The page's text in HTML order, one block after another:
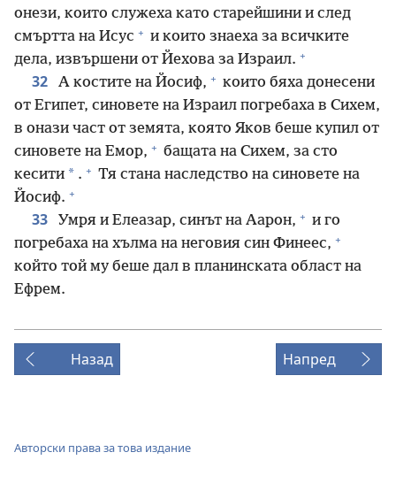
онези, които служеха като старейшини и след
смъртта на Исус + и които знаеха за всичките
дела, извършени от Йехова за Израил. +
32 А костите на Йосиф, + които бяха донесени
от Египет, синовете на Израил погребаха в Сихем,
в онази част от земята, която Яков беше купил от
синовете на Емор, + бащата на Сихем, за сто
кесити * . + Тя стана наследство на синовете на
Йосиф. +
33 Умря и Елеазар, синът на Аарон, + и го
погребаха на хълма на неговия син Финеес, +
който той му беше дал в планинската област на
Ефрем.
Назад Напред
Авторски права за това издание